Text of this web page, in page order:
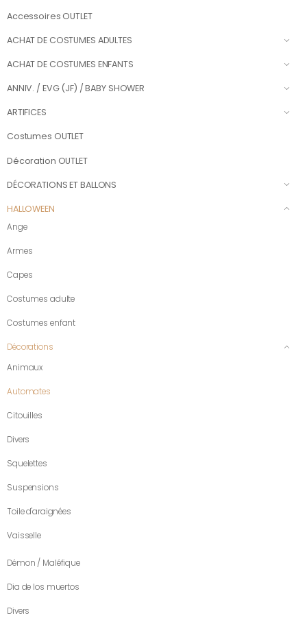
Accessoires OUTLET
ACHAT DE COSTUMES ADULTES
ACHAT DE COSTUMES ENFANTS
ANNIV. / EVG (JF) / BABY SHOWER
ARTIFICES
Costumes OUTLET
Décoration OUTLET
DÉCORATIONS ET BALLONS
HALLOWEEN
Ange
Armes
Capes
Costumes adulte
Costumes enfant
Décorations
Animaux
Automates
Citouilles
Divers
Squelettes
Suspensions
Toile d'araignées
Vaisselle
Démon / Maléfique
Dia de los muertos
Divers